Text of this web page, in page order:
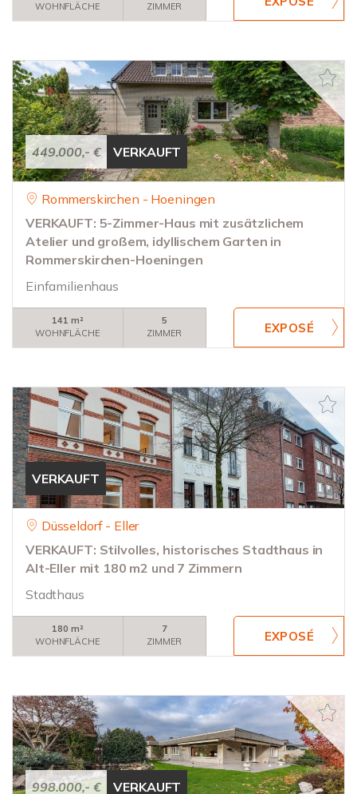
WOHNFLÄCHE
ZIMMER
449.000,- € VERKAUFT
Rommerskirchen - Hoeningen
VERKAUFT: 5-Zimmer-Haus mit zusätzlichem
Atelier und großem, idyllischem Garten in
Rommerskirchen-Hoeningen
Einfamilienhaus
141 m²
WOHNFLÄCHE
5
ZIMMER
VERKAUFT
Düsseldorf - Eller
VERKAUFT: Stilvolles, historisches Stadthaus in
Alt-Eller mit 180 m2 und 7 Zimmern
Stadthaus
180 m²
WOHNFLÄCHE
7
ZIMMER
998.000,- € VERKAUFT